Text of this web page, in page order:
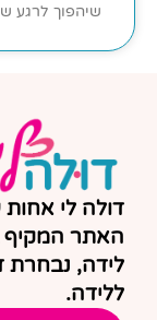
שיהפוך לרגע
דולה לי
האתר המקיף
לידה, נבחרת
ללידה.